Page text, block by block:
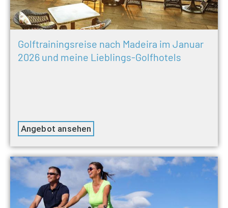
Golftrainingsreise nach Madeira im Januar
2026 und meine Lieblings-Golfhotels​
Angebot ansehen